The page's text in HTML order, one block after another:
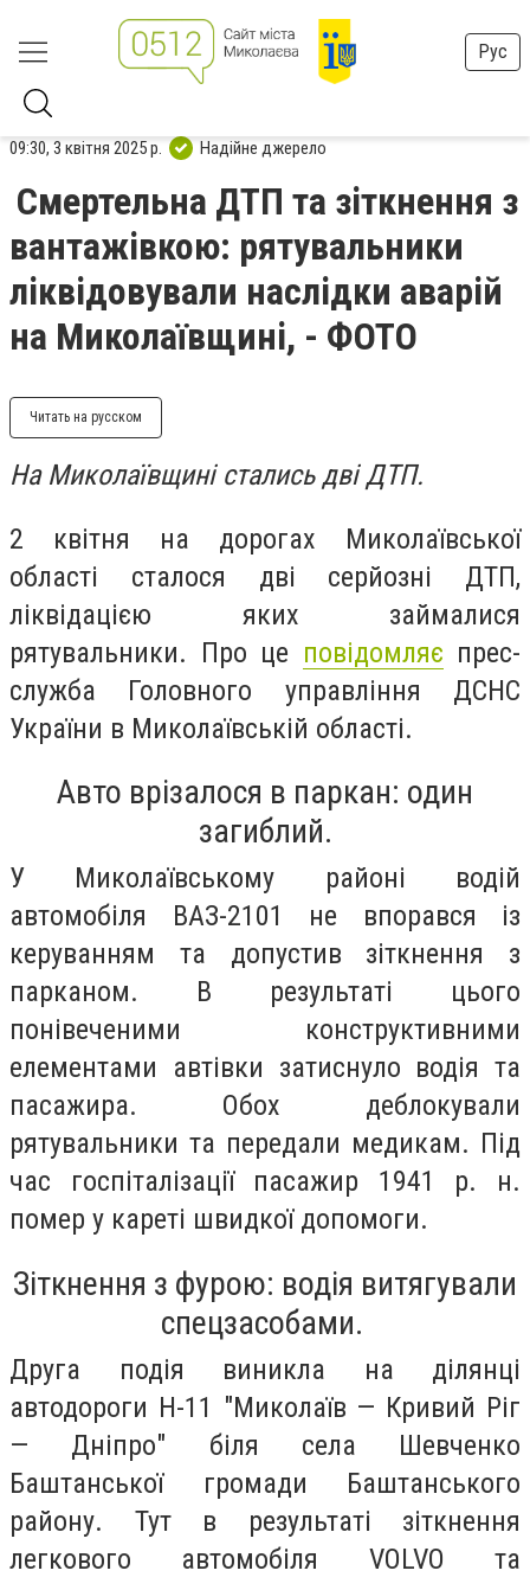
Рус
09:30, 3 квітня 2025 р. Надійне джерело
Смертельна ДТП та зіткнення з
вантажівкою: рятувальники
ліквідовували наслідки аварій
на Миколаївщині, - ФОТО
Читать на русском
На Миколаївщині стались дві ДТП.
2 квітня на дорогах Миколаївської
області сталося дві серйозні ДТП,
ліквідацією яких займалися
рятувальники. Про це повідомляє прес-
служба Головного управління ДСНС
України в Миколаївській області.
Авто врізалося в паркан: один
загиблий.
У Миколаївському районі водій
автомобіля ВАЗ-2101 не впорався із
керуванням та допустив зіткнення з
парканом. В результаті цього
понівеченими конструктивними
елементами автівки затиснуло водія та
пасажира. Обох деблокували
рятувальники та передали медикам. Під
час госпіталізації пасажир 1941 р. н.
помер у кареті швидкої допомоги.
Зіткнення з фурою: водія витягували
спецзасобами.
Друга подія виникла на ділянці
автодороги Н-11 "Миколаїв — Кривий Ріг
— Дніпро" біля села Шевченко
Баштанської громади Баштанського
району. Тут в результаті зіткнення
легкового автомобіля VOLVO та